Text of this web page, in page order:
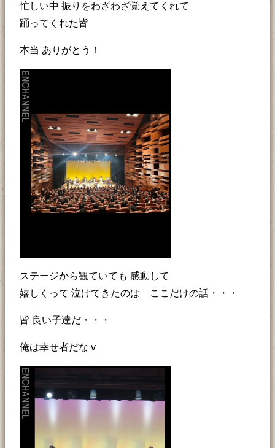
忙しい中 振りをわざわざ覚えてくれて
踊ってくれた皆
本当 ありがとう！
ステージから観ていても 感動して
嬉しくって 泣けてきたのは ここだけの話・・・
皆 良い子達だ・・・
俺は幸せ者だな v